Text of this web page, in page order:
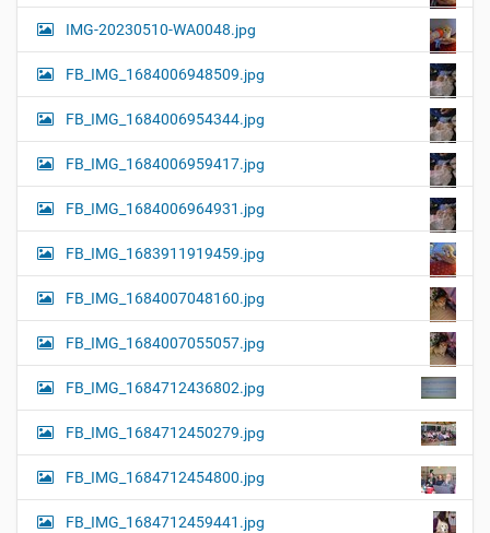
IMG-20230510-WA0048.jpg
FB_IMG_1684006948509.jpg
FB_IMG_1684006954344.jpg
FB_IMG_1684006959417.jpg
FB_IMG_1684006964931.jpg
FB_IMG_1683911919459.jpg
FB_IMG_1684007048160.jpg
FB_IMG_1684007055057.jpg
FB_IMG_1684712436802.jpg
FB_IMG_1684712450279.jpg
FB_IMG_1684712454800.jpg
FB_IMG_1684712459441.jpg